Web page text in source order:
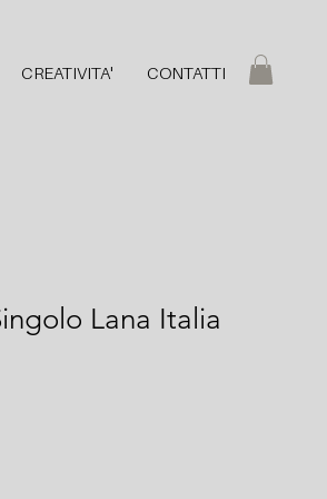
CREATIVITA' CONTATTI
Lana Italia